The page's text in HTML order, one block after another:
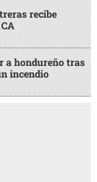
recibe
a hondureño tras
incendio